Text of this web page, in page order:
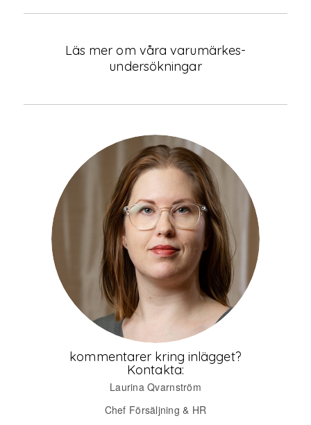
Läs mer om våra varumärkes-
undersökningar
kommentarer kring inlägget?
Kontakta:
Laurina Qvarnström
Chef Försäljning & HR